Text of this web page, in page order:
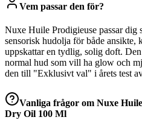
Vem passar den för?
Nuxe Huile Prodigieuse passar
sensorisk hudolja för både ansikte,
uppskattar en tydlig, solig doft.
normal hud som vill ha glow och
den till "Exklusivt val" i årets test
Vanliga frågor om Nuxe
Dry Oil 100 Ml